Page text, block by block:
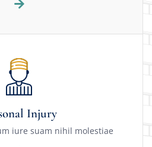
Injury
iure suam nihil molestiae